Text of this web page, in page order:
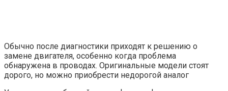
Обычно после диагностики приходят к решению о
замене двигателя, особенно когда проблема
обнаружена в проводах. Оригинальные модели стоят
дорого, но можно приобрести недорогой аналог